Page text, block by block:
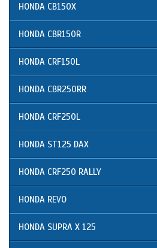
HONDA CB150X
HONDA CBR150R
HONDA CRF150L
HONDA CBR250RR
HONDA CRF250L
HONDA ST125 DAX
HONDA CRF250 RALLY
HONDA REVO
HONDA SUPRA X 125